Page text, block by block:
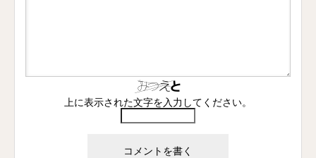
上に表示された文字を入力してください。